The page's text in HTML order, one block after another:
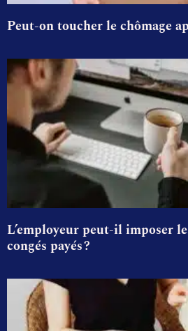
Peut-on toucher le chômage
L’employeur peut-il imposer
congés payés ?